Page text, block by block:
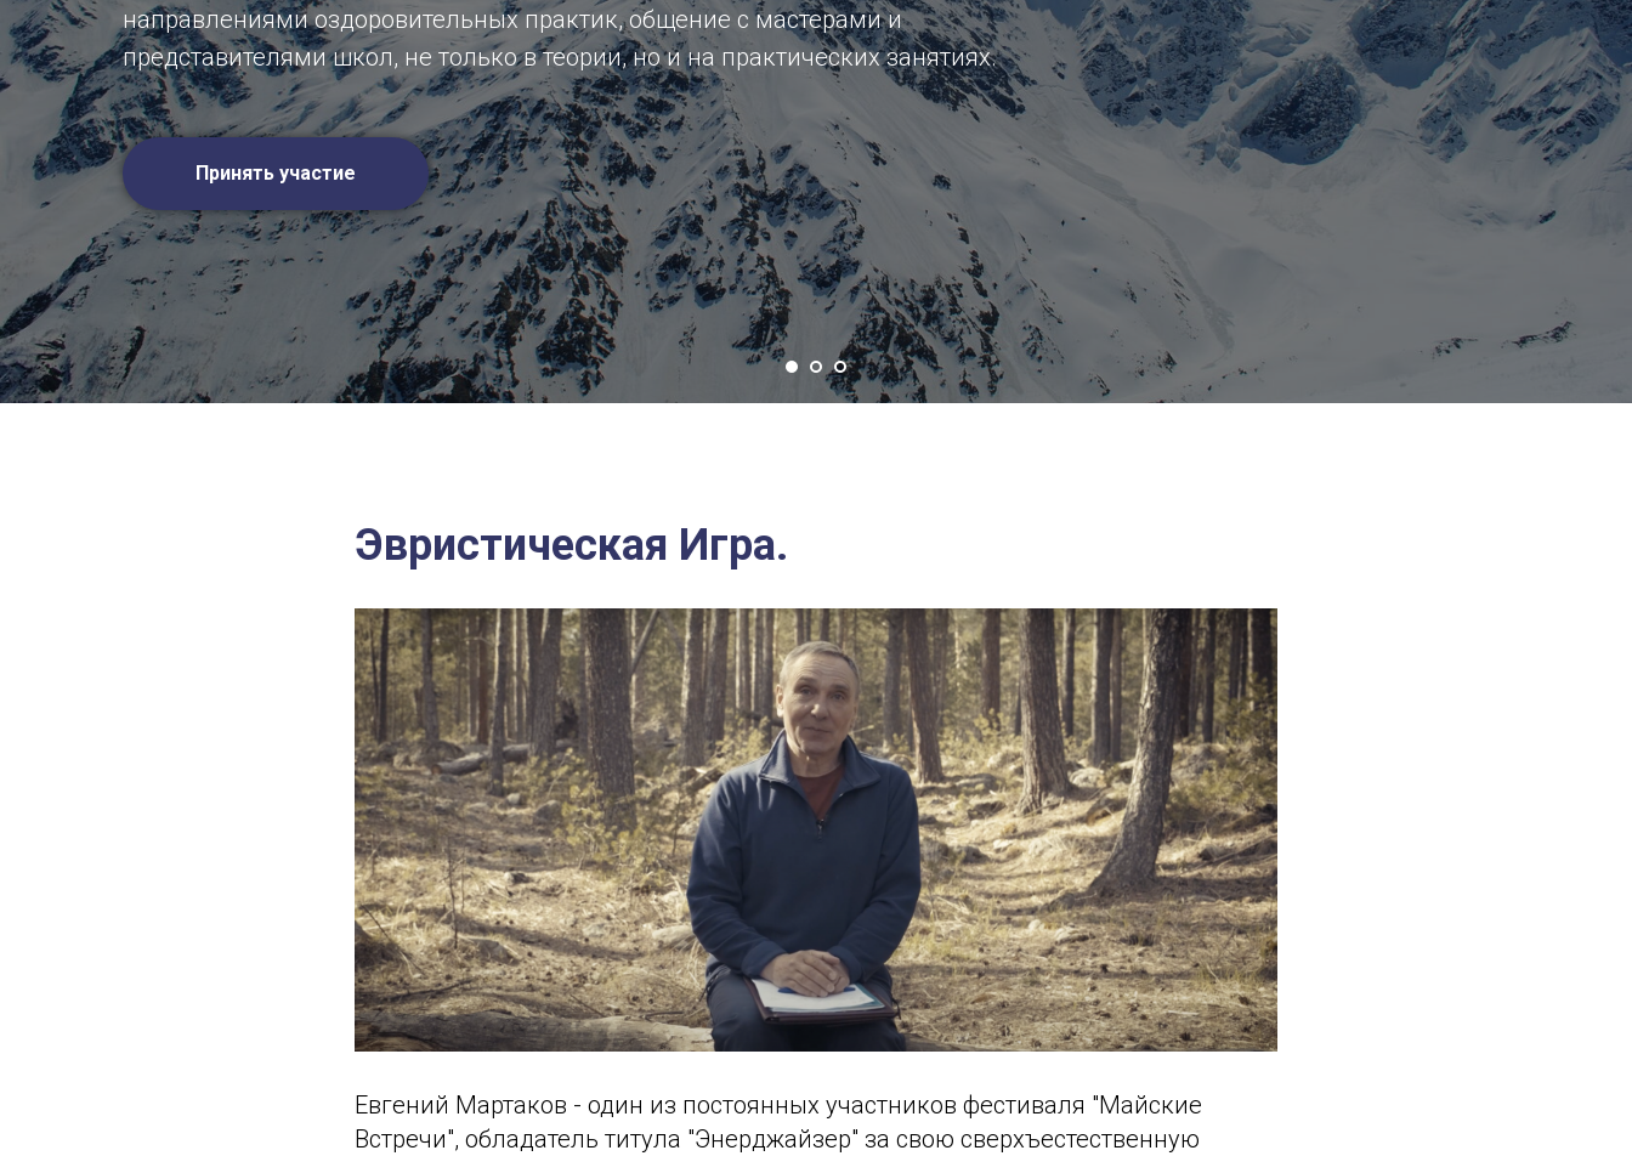
направлениями оздоровительных практик, общение с мастерами и
представителями школ, не только в теории, но и на практических занятиях.
Принять участие
Эвристическая Игра.
Евгений Мартаков - один из постоянных участников фестиваля "Майские
Встречи", обладатель титула "Энерджайзер" за свою сверхъестественную